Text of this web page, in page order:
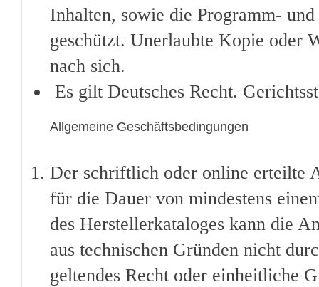
Inhalten, sowie die Programm-
geschützt. Unerlaubte Kopie oder
nach sich.
Es gilt Deutsches Recht.
Allgemeine Geschäftsbedingungen
Der schriftlich oder online erteilte
für die Dauer von mindestens
des Herstellerkataloges kann die
aus technischen Gründen nicht
geltendes Recht oder einheitliche